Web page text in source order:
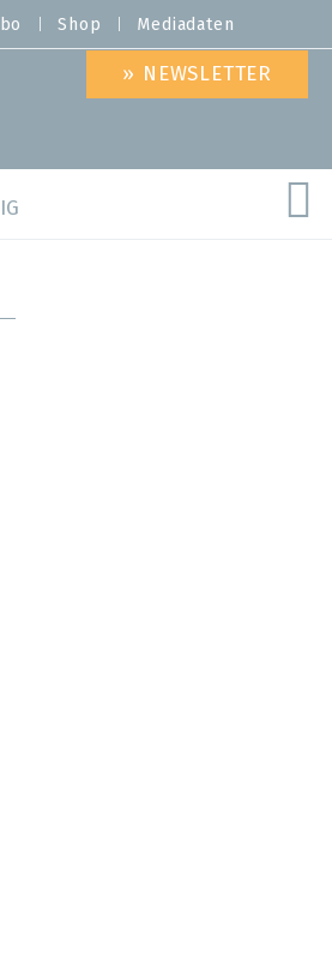
Shop Mediadaten
» NEWSLETTER